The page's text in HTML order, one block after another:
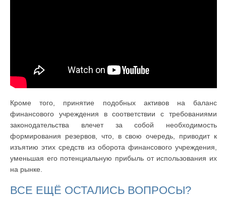
Кроме того, принятие подобных активов на баланс
финансового учреждения в соответствии с требованиями
законодательства влечет за собой необходимость
формирования резервов, что, в свою очередь, приводит к
изъятию этих средств из оборота финансового учреждения,
уменьшая его потенциальную прибыль от использования их
на рынке.
ВСЕ ЕЩЁ ОСТАЛИСЬ ВОПРОСЫ?